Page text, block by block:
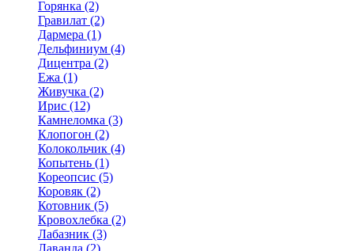
Горянка (2)
Гравилат (2)
Дармера (1)
Дельфиниум (4)
Дицентра (2)
Ежа (1)
Живучка (2)
Ирис (12)
Камнеломка (3)
Клопогон (2)
Колокольчик (4)
Копытень (1)
Кореопсис (5)
Коровяк (2)
Котовник (5)
Кровохлебка (2)
Лабазник (3)
Лаванда (2)